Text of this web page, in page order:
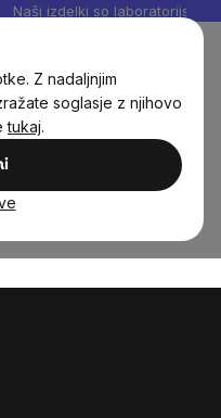
Z nadaljnjim
soglasje z njihovo
tukaj.
Naši izdelki so laboratorijsko